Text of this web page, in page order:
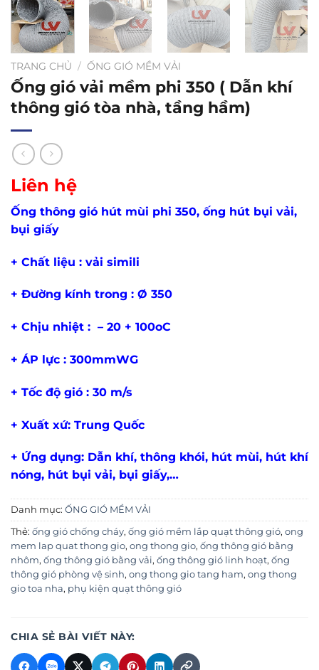
TRANG CHỦ / ỐNG GIÓ MỀM VẢI
Ống gió vải mềm phi 350 ( Dẫn khí
thông gió tòa nhà, tầng hầm)
Liên hệ
Ống thông gió hút mùi phi 350, ống hút bụi vải,
bụi giấy
+ Chất liệu : vải simili
+ Đường kính trong : Ø 350
+ Chịu nhiệt : – 20 + 100oC
+ ÁP lực : 300mmWG
+ Tốc độ gió : 30 m/s
+ Xuất xứ: Trung Quốc
+ Ứng dụng: Dẫn khí, thông khói, hút mùi, hút khí
nóng, hút bụi vải, bụi giấy,…
Danh mục: ỐNG GIÓ MỀM VẢI
Thẻ: ống gió chống cháy, ống gió mềm lắp quạt thông gió, ong
mem lap quat thong gio, ong thong gio, ống thông gió bằng
nhôm, ống thông gió bằng vải, ống thông gió linh hoạt, ống
thông gió phòng vệ sinh, ong thong gio tang ham, ong thong
gio toa nha, phụ kiện quạt thông gió
CHIA SẺ BÀI VIẾT NÀY: